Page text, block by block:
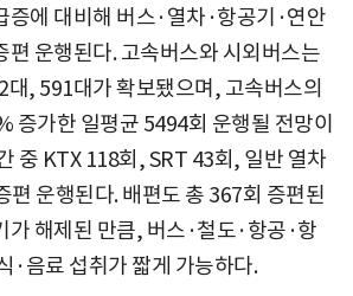
증에 대비해 버스·열차·항공기·연안
편 운행된다. 고속버스와 시외버스는
대, 591대가 확보됐으며, 고속버스의
증가한 일평균 5494회 운행될 전망이
중 KTX 118회, SRT 43회, 일반 열차
편 운행된다. 배편도 총 367회 증편된
가 해제된 만큼, 버스·철도·항공·항
·음료 섭취가 짧게 가능하다.